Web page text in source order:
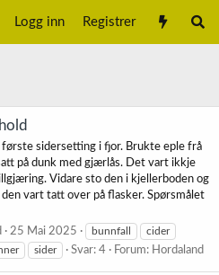
Logg inn Registrer
første sidersetting i fjor. Brukte eple frå
på dunk med gjærlås. Det vart ikkje
Vidare sto den i kjellerboden og
vart tatt over på flasker. Spørsmålet
25 Mai 2025 bunnfall
cider
sider Svar: 4 Forum: Hordaland